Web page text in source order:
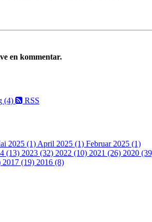
en kommentar.
(4) RSS
2025 (1)April 2025 (1) Februar 2025 (1)
(13) 2023 (32) 2022 (10) 2021 (26) 2020
2017 (19) 2016 (8)